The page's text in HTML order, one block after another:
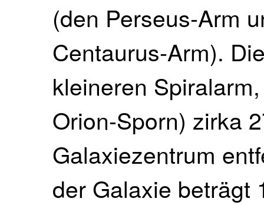
(den Perseus-Arm
Centaurus-Arm).
kleineren
Orion-Sporn) zirka
Galaxiezentrum
der Galaxie beträgt